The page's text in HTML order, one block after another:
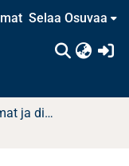
Selaa Osuvaa
Pro gradu -tutkielmat ja diplomityöt